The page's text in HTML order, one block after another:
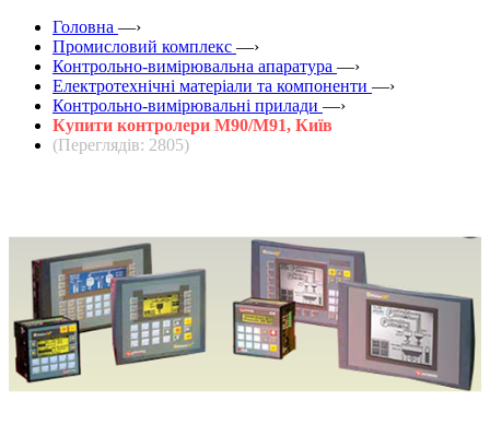
Головна —›
Промисловий комплекс —›
Контрольно-вимірювальна апаратура —›
Електротехнічні матеріали та компоненти —›
Контрольно-вимірювальні прилади —›
Купити контролери М90/М91, Київ
(Переглядів: 2805)